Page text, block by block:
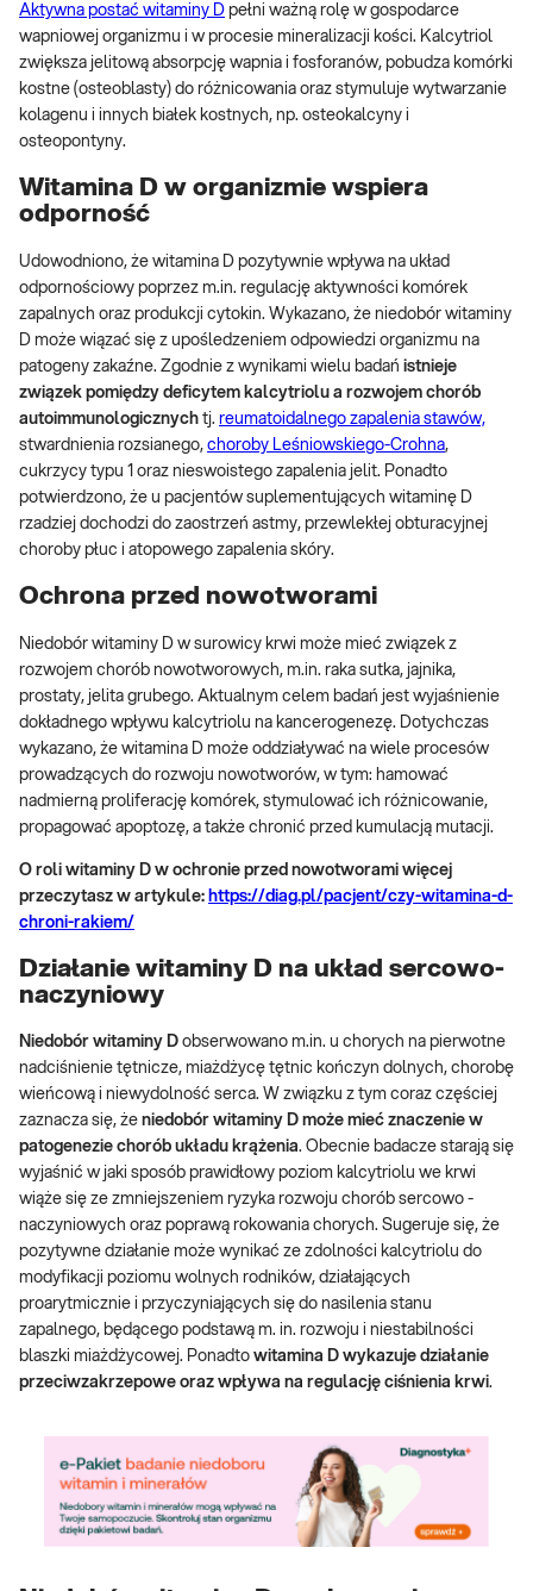
Aktywna postać witaminy D pełni ważną rolę w gospodarce
wapniowej organizmu i w procesie mineralizacji kości. Kalcytriol
zwiększa jelitową absorpcję wapnia i fosforanów, pobudza komórki
kostne (osteoblasty) do różnicowania oraz stymuluje wytwarzanie
kolagenu i innych białek kostnych, np. osteokalcyny i
osteopontyny.
Witamina D w organizmie wspiera
odporność
Udowodniono, że witamina D pozytywnie wpływa na układ
odpornościowy poprzez m.in. regulację aktywności komórek
zapalnych oraz produkcji cytokin. Wykazano, że niedobór witaminy
D może wiązać się z upośledzeniem odpowiedzi organizmu na
patogeny zakaźne. Zgodnie z wynikami wielu badań istnieje
związek pomiędzy deficytem kalcytriolu a rozwojem chorób
autoimmunologicznych tj. reumatoidalnego zapalenia stawów,
stwardnienia rozsianego, choroby Leśniowskiego-Crohna,
cukrzycy typu 1 oraz nieswoistego zapalenia jelit. Ponadto
potwierdzono, że u pacjentów suplementujących witaminę D
rzadziej dochodzi do zaostrzeń astmy, przewlekłej obturacyjnej
choroby płuc i atopowego zapalenia skóry.
Ochrona przed nowotworami
Niedobór witaminy D w surowicy krwi może mieć związek z
rozwojem chorób nowotworowych, m.in. raka sutka, jajnika,
prostaty, jelita grubego. Aktualnym celem badań jest wyjaśnienie
dokładnego wpływu kalcytriolu na kancerogenezę. Dotychczas
wykazano, że witamina D może oddziaływać na wiele procesów
prowadzących do rozwoju nowotworów, w tym: hamować
nadmierną proliferację komórek, stymulować ich różnicowanie,
propagować apoptozę, a także chronić przed kumulacją mutacji.
O roli witaminy D w ochronie przed nowotworami więcej
przeczytasz w artykule: https://diag.pl/pacjent/czy-witamina-d-
chroni-rakiem/
Działanie witaminy D na układ sercowo-
naczyniowy
Niedobór witaminy D obserwowano m.in. u chorych na pierwotne
nadciśnienie tętnicze, miażdżycę tętnic kończyn dolnych, chorobę
wieńcową i niewydolność serca. W związku z tym coraz częściej
zaznacza się, że niedobór witaminy D może mieć znaczenie w
patogenezie chorób układu krążenia. Obecnie badacze starają się
wyjaśnić w jaki sposób prawidłowy poziom kalcytriolu we krwi
wiąże się ze zmniejszeniem ryzyka rozwoju chorób sercowo -
naczyniowych oraz poprawą rokowania chorych. Sugeruje się, że
pozytywne działanie może wynikać ze zdolności kalcytriolu do
modyfikacji poziomu wolnych rodników, działających
proarytmicznie i przyczyniających się do nasilenia stanu
zapalnego, będącego podstawą m. in. rozwoju i niestabilności
blaszki miażdżycowej. Ponadto witamina D wykazuje działanie
przeciwzakrzepowe oraz wpływa na regulację ciśnienia krwi.